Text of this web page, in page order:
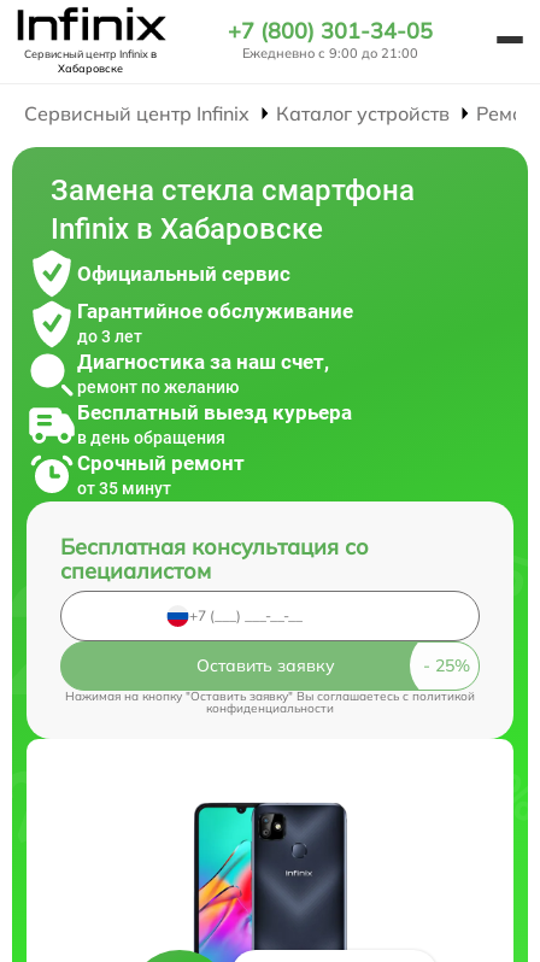
Сервисный центр Infinixв
Хабаровске
+7 (800) 301-34-05
Ежедневно с 9:00 до 21:00
Сервисный центр Infinix Каталог устройств
Замена стекла смартфона
Infinix в Хабаровске
Официальный сервис
Гарантийное обслуживание
до 3 лет
Диагностика за наш счет,
ремонт по желанию
Бесплатный выезд курьера
в день обращения
Срочный ремонт
от 35 минут
Бесплатная консультация со
специалистом
Оставить заявку
Нажимая на кнопку "Оставить заявку" Вы соглашаетесь cполитикой
конфиденциальности